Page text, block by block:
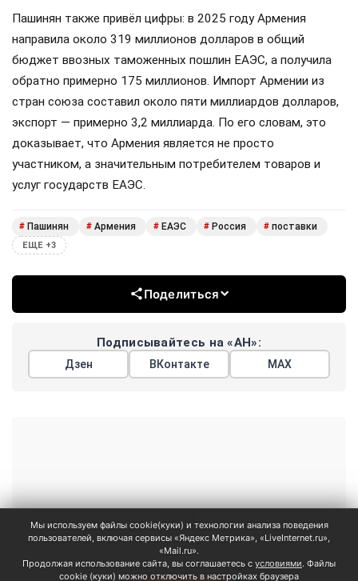
Пашинян также привёл цифры: в 2025 году Армения
направила около 319 миллионов долларов в общий
бюджет ввозных таможенных пошлин ЕАЭС, а получила
обратно примерно 175 миллионов. Импорт Армении из
стран союза составил около пяти миллиардов долларов,
экспорт — примерно 3,2 миллиарда. По его словам, это
доказывает, что Армения является не просто
участником, а значительным потребителем товаров и
услуг государств ЕАЭС.
# Пашинян # Армения # ЕАЭС # Россия # поставки
ЕЩЕ +3
Поделиться
Подписывайтесь на «АН»:
Дзен ВКонтакте МАХ
АРГУМЕНТЫ
© 2026
Мы используем файлы cookie(куки) и технологии анализа поведения
пользователей, включая сервисы «Яндекс Метрика», «LiveInternet.ru»,
«Mail.ru».
Продолжая использование сайта, вы соглашаетесь с условиями. Файлы
cookie (куки) можно отключить в настройках браузера